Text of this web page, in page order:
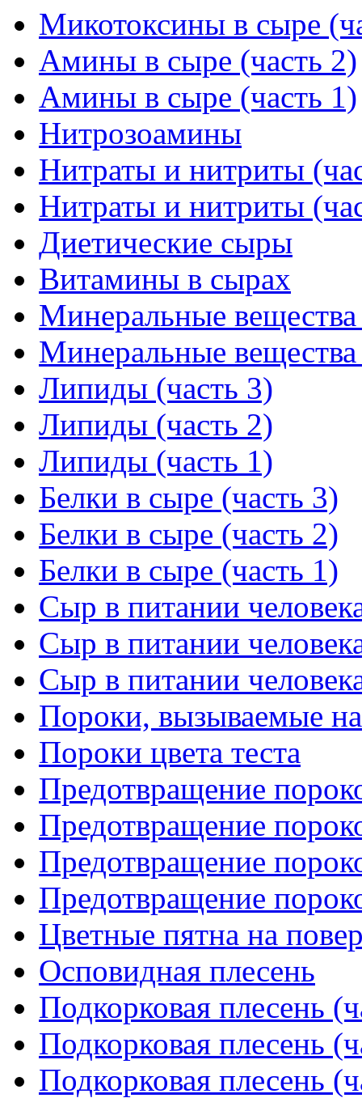
Микотоксины в сыре
Амины в сыре (часть 2)
Амины в сыре (часть 1)
Нитрозоамины
Нитраты и нитриты
Нитраты и нитриты
Диетические сыры
Витамины в сырах
Минеральные
Минеральные
Липиды (часть 3)
Липиды (часть 2)
Липиды (часть 1)
Белки в сыре (часть 3)
Белки в сыре (часть 2)
Белки в сыре (часть 1)
Сыр в питании
Сыр в питании
Сыр в питании
Пороки, вызываемые
Пороки цвета теста
Предотвращение
Предотвращение
Предотвращение
Предотвращение
Цветные пятна на
Осповидная плесень
Подкорковая плесень
Подкорковая плесень
Подкорковая плесень